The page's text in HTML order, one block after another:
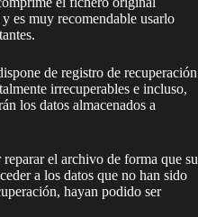
es muy recomendable usarlo
de registro de recuperación
irrecuperables e incluso,
los datos almacenados a
el archivo de forma que su
a los datos que no han sido
hayan podido ser